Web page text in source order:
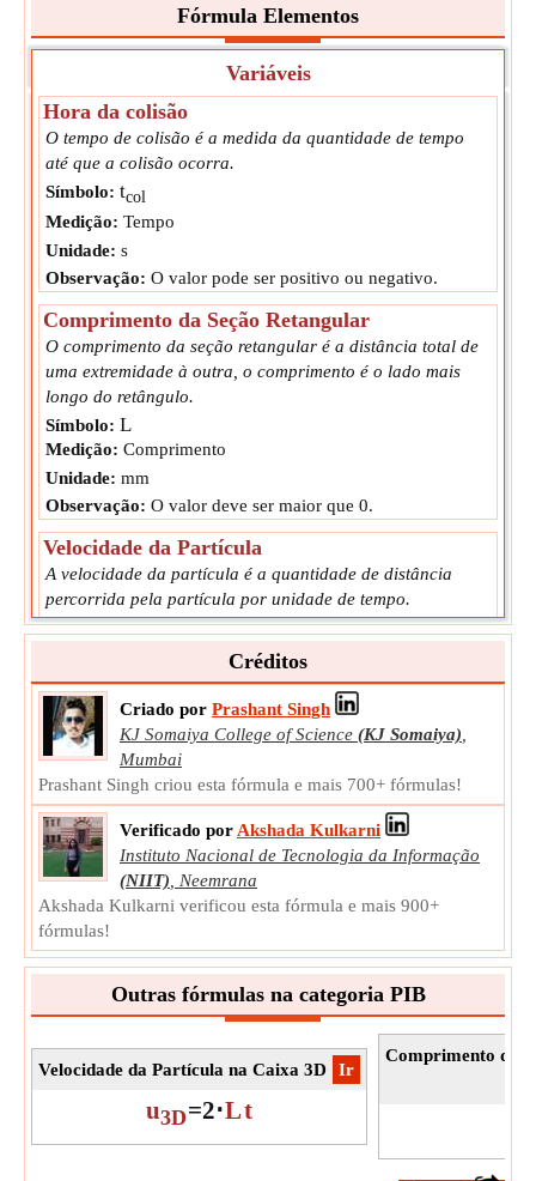
Fórmula Elementos
Variáveis
Hora da colisão
O tempo de colisão é a medida da quantidade de tempo
até que a colisão ocorra.
Símbolo: tcol
Medição: Tempo
Unidade: s
Observação: O valor pode ser positivo ou negativo.
Comprimento da Seção Retangular
O comprimento da seção retangular é a distância total de
uma extremidade à outra, o comprimento é o lado mais
longo do retângulo.
Símbolo: L
Medição: Comprimento
Unidade: mm
Observação: O valor deve ser maior que 0.
Velocidade da Partícula
A velocidade da partícula é a quantidade de distância
percorrida pela partícula por unidade de tempo.
Símbolo: u
Unidade:m/s
Observação:O valor pode ser positivo ou negativo.
Créditos
Criado por Prashant Singh
KJ Somaiya College of Science (KJ Somaiya)
Mumbai
Prashant Singh criou esta fórmula e mais 700+ fórmulas!
Verificado por Akshada Kulkarni
Instituto Nacional de Tecnologia da Informação
(NIIT)
Neemrana
Akshada Kulkarni verificou esta fórmula e mais 900+
fórmulas!
Outras fórmulas na categoria PIB
​Ir
Velocidade da Partícula na Caixa 3D
u3D=2⋅Lt
Comprimento da